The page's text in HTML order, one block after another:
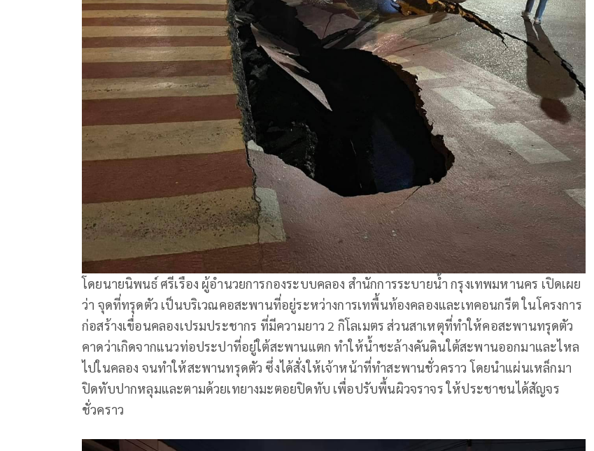
โดยนายนิพนธ์ ศรีเรือง ผู้อำนวยการกองระบบคลอง สำนักการระบายน้ำ กรุงเทพมหานคร เปิดเผย
ว่า จุดที่ทรุดตัว เป็นบริเวณคอสะพานที่อยู่ระหว่างการเทพื้นท้องคลองและเทคอนกรีต ในโครงการ
ก่อสร้างเขื่อนคลองเปรมประชากร ที่มีความยาว 2 กิโลเมตร ส่วนสาเหตุที่ทำให้คอสะพานทรุดตัว
คาดว่าเกิดจากแนวท่อประปาที่อยู่ใต้สะพานแตก ทำให้น้ำชะล้างคันดินใต้สะพานออกมาและไหล
ไปในคลอง จนทำให้สะพานทรุดตัว ซึ่งได้สั่งให้เจ้าหน้าที่ทำสะพานชั่วคราว โดยนำแผ่นเหล็กมา
ปิดทับปากหลุมและตามด้วยเทยางมะตอยปิดทับ เพื่อปรับพื้นผิวจราจร ให้ประชาชนได้สัญจร
ชั่วคราว